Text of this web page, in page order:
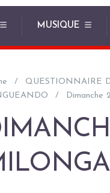
MUSIQUE
QUESTIONNAIRE
Dimanche